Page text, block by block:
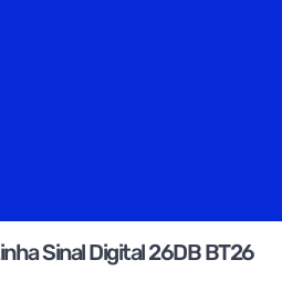
Sinal Digital 26DB BT26